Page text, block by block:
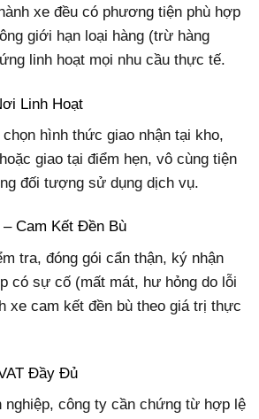
xe đều có phương tiện phù hợp
giới hạn loại hàng (trừ hàng
linh hoạt mọi nhu cầu thực tế.
Linh Hoạt
hình thức giao nhận tại kho,
giao tại điểm hẹn, vô cùng tiện
đối tượng sử dụng dịch vụ.
– Cam Kết Đền Bù
tra, đóng gói cẩn thận, ký nhận
có sự cố (mất mát, hư hỏng do lỗi
xe cam kết đền bù theo giá trị thực
Đầy Đủ
nghiệp, công ty cần chứng từ hợp lệ